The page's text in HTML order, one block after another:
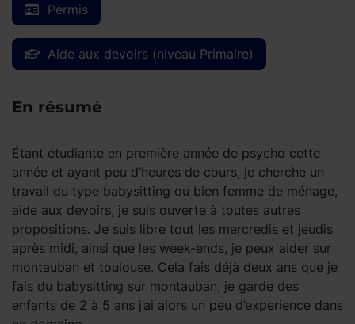
Permis
Aide aux devoirs (niveau Primaire)
En résumé
Étant étudiante en première année de psycho cette
année et ayant peu d’heures de cours, je cherche un
travail du type babysitting ou bien femme de ménage,
aide aux devoirs, je suis ouverte à toutes autres
propositions. Je suis libre tout les mercredis et jeudis
après midi, ainsi que les week-ends, je peux aider sur
montauban et toulouse. Cela fais déjà deux ans que je
fais du babysitting sur montauban, je garde des
enfants de 2 à 5 ans j’ai alors un peu d’experience dans